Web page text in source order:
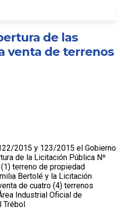
de las
venta de terrenos
2015 y 123/2015 el Gobierno
de la Licitación Pública Nº
terreno de propiedad
Bertolé y la Licitación
de cuatro (4) terrenos
Industrial Oficial de
Trébol.